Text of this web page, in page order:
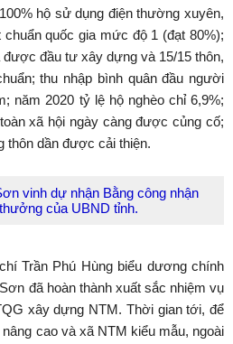
hộ sử dụng điện thường xuyên,
quốc gia mức độ 1 (đạt 80%);
được đầu tư xây dựng và 15/15 thôn,
thu nhập bình quân đầu người
năm 2020 tỷ lệ hộ nghèo chỉ 6,9%;
xã hội ngày càng được củng cố;
thôn dần được cải thiện.
vinh dự nhận Bằng công nhận
của UBND tỉnh.
Trần Phú Hùng biểu dương chính
đã hoàn thành xuất sắc nhiệm vụ
xây dựng NTM. Thời gian tới, để
cao và xã NTM kiểu mẫu, ngoài